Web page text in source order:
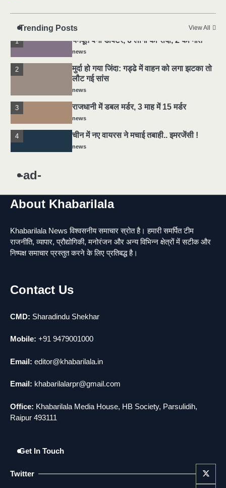
Trending Posts View All
1 यमदूत बना डॉक्टर, 6 लोगों को रौंदा, 2 की मौत
news
2
मुर्दा हो गया जिंदा: गड्ढे में वाहन को लगा झटका तो
लौट गई सांस
news
3 राजधानी में डबल मर्डर, 3 माह में 15 मर्डर
news
4 चीन में नए वायरस ने मचाई तबाही.. इमरजेंसी !
news
1 यमदूत बना डॉक्टर, 6 लोगों को रौंदा, 2 की मौत
2
मुर्दा हो गया जिंदा: गड्ढे में वाहन को लगा झटका तो
लौट गई सांस
news
-ad-
About Khabarilala
Khabarilala News विश्वसनीय समाचार स्रोत है। हमारी समर्पित टीम
राजनीति, व्यापार, प्रौद्योगिकी, मनोरंजन और अन्य विभिन्न क्षेत्रों में सटीक और
निष्पक्ष समाचार प्रस्तुत करने के लिए प्रतिबद्ध है।
Contact Us
CMD: Sharadindu Shekhar
Mobile: +91 9479001000
Email: editor@khabarilala.in
Email: khabarilalarpr@gmail.com
Office: Khabarilala Media House, HB Society, Parsulidih,
Raipur 493111
Get In Touch
Twitter